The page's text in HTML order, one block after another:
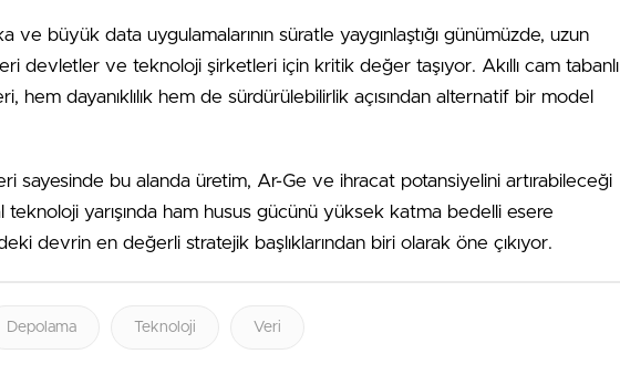
ve büyük data uygulamalarının süratle yaygınlaştığı günümüzde, uzun
devletler ve teknoloji şirketleri için kritik değer taşıyor. Akıllı cam tabanlı
hem dayanıklılık hem de sürdürülebilirlik açısından alternatif bir model
sayesinde bu alanda üretim, Ar-Ge ve ihracat potansiyelini artırabileceği
teknoloji yarışında ham husus gücünü yüksek katma bedelli esere
devrin en değerli stratejik başlıklarından biri olarak öne çıkıyor.
Depolama Teknoloji Veri